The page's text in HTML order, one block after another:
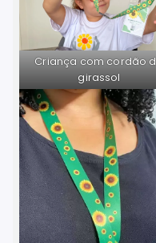
Criança com cordão
girassol